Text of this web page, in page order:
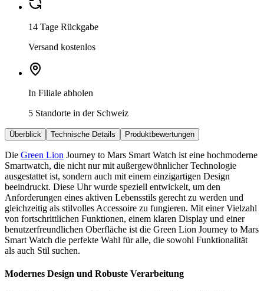
14 Tage Rückgabe
Versand kostenlos
In Filiale abholen
5 Standorte in der Schweiz
Überblick Technische Details Produktbewertungen
Die Green Lion Journey to Mars Smart Watch ist eine hochmoderne
Smartwatch, die nicht nur mit außergewöhnlicher Technologie
ausgestattet ist, sondern auch mit einem einzigartigen Design
beeindruckt. Diese Uhr wurde speziell entwickelt, um den
Anforderungen eines aktiven Lebensstils gerecht zu werden und
gleichzeitig als stilvolles Accessoire zu fungieren. Mit einer Vielzahl
von fortschrittlichen Funktionen, einem klaren Display und einer
benutzerfreundlichen Oberfläche ist die Green Lion Journey to Mars
Smart Watch die perfekte Wahl für alle, die sowohl Funktionalität
als auch Stil suchen.
Modernes Design und Robuste Verarbeitung